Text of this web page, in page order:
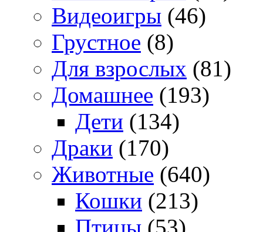
Видеоигры (46)
Грустное (8)
Для взрослых (81)
Домашнее (193)
Дети (134)
Драки (170)
Животные (640)
Кошки (213)
Птицы (53)